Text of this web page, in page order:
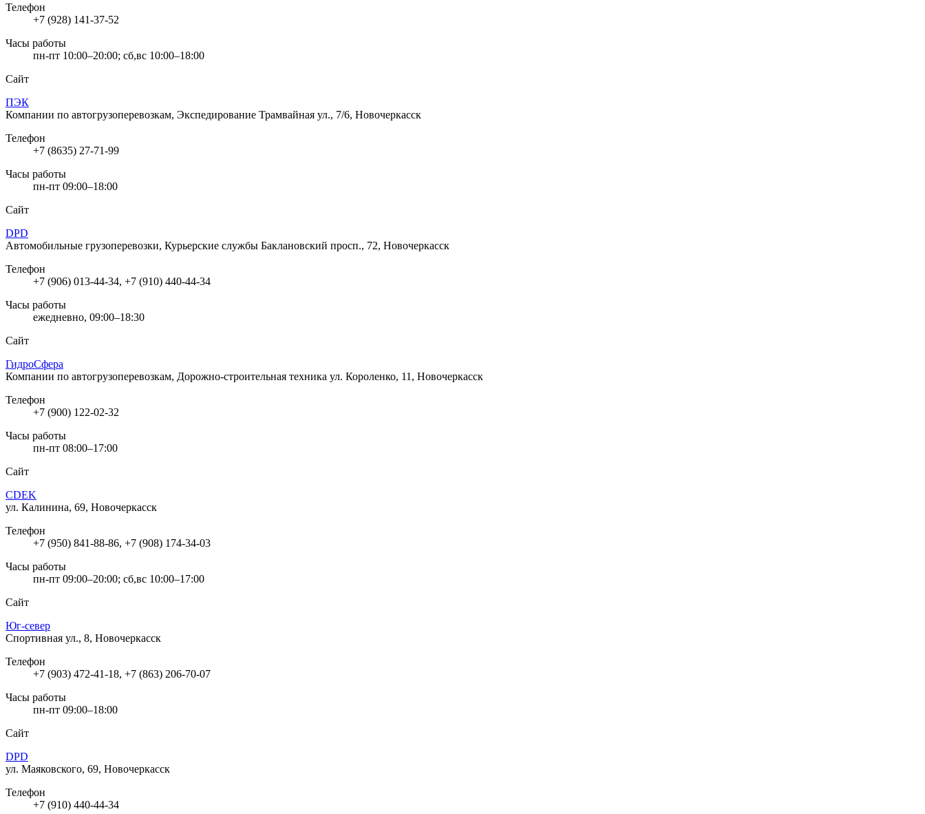
Телефон
+7 (928) 141-37-52
Часы работы
пн-пт 10:00–20:00; сб,вс 10:00–18:00
Сайт
ПЭК
Компании по автогрузоперевозкам, Экспедирование Трамвайная ул., 7/6, Новочеркасск
Телефон
+7 (8635) 27-71-99
Часы работы
пн-пт 09:00–18:00
Сайт
DPD
Автомобильные грузоперевозки, Курьерские службы Баклановский просп., 72, Новочеркасск
Телефон
+7 (906) 013-44-34, +7 (910) 440-44-34
Часы работы
ежедневно, 09:00–18:30
Сайт
ГидроСфера
Компании по автогрузоперевозкам, Дорожно-строительная техника ул. Короленко, 11, Новочеркасск
Телефон
+7 (900) 122-02-32
Часы работы
пн-пт 08:00–17:00
Сайт
CDEK
ул. Калинина, 69, Новочеркасск
Телефон
+7 (950) 841-88-86, +7 (908) 174-34-03
Часы работы
пн-пт 09:00–20:00; сб,вс 10:00–17:00
Сайт
Юг-север
Спортивная ул., 8, Новочеркасск
Телефон
+7 (903) 472-41-18, +7 (863) 206-70-07
Часы работы
пн-пт 09:00–18:00
Сайт
DPD
ул. Маяковского, 69, Новочеркасск
Телефон
+7 (910) 440-44-34